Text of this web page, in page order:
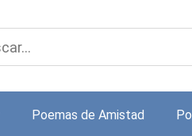
Poemas de Amistad